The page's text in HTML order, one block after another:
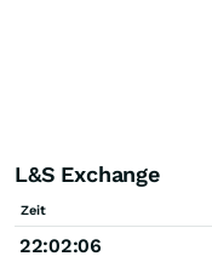
L&S Exchange
Zeit
22:02:06